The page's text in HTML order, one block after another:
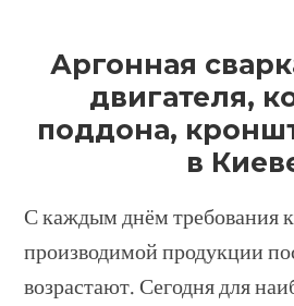
Аргонная
двигателя,
поддона,
в
С каждым днём требования к
производимой продукции
возрастают. Сегодня для